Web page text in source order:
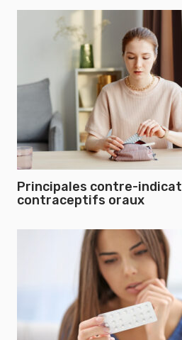
Principales contre-
contraceptifs oraux